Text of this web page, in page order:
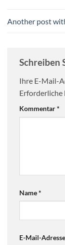
Another post
Schreiben
Ihre E-Mail-
Erforderliche
Kommentar*
Name*
E-Mail-Adresse